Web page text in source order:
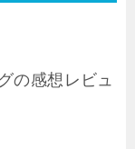
の感想レビュ